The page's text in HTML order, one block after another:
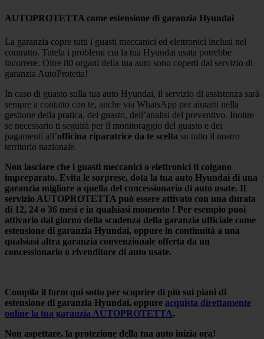
AUTOPROTETTA come estensione di garanzia Hyundai
La garanzia copre tutti i guasti meccanici ed elettronici inclusi nel
contratto. Tutela i problemi cui la tua Hyundai usata potrebbe
incorrere. Oltre 80 organi della tua auto sono coperti dal servizio di
garanzia AutoProtetta!
In caso di guasto sulla tua auto Hyundai, il servizio di assistenza sarà
sempre a contatto con te, anche via WhatsApp per aiutarti nella
gestione della pratica, del guasto, dell’analisi del preventivo. Inoltre
se necessario ti seguirà per il monitoraggio del guasto e dei
pagamenti all’officina riparatrice da te scelta su tutto il nostro
territorio nazionale.
Non lasciare che i guasti meccanici o elettronici ti colgano
impreparato. Evita le sorprese, dota la tua auto Hyundai di una
garanzia migliore a quella del concessionario di auto usate. Il
servizio AUTOPROTETTA può essere attivato con una durata
di 12, 24 o 36 mesi e in qualsiasi momento ! Per esempio puoi
attivarlo dal giorno della scadenza della garanzia ufficiale come
estensione di garanzia Hyundai, oppure in continuità a una
qualsiasi altra garanzia convenzionale offerta da un
concessionario o rivenditore di auto usate.
Compila il form qui sotto per scoprire di più sui piani di
estensione di garanzia Hyundai, oppure acquista direttamente
online la tua garanzia AUTOPROTETTA.
Non aspettare, la protezione della tua auto inizia ora!